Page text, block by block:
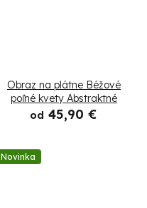
Obraz na plátne Béžové
poľné kvety Abstraktné
od 45,90 €
Novinka